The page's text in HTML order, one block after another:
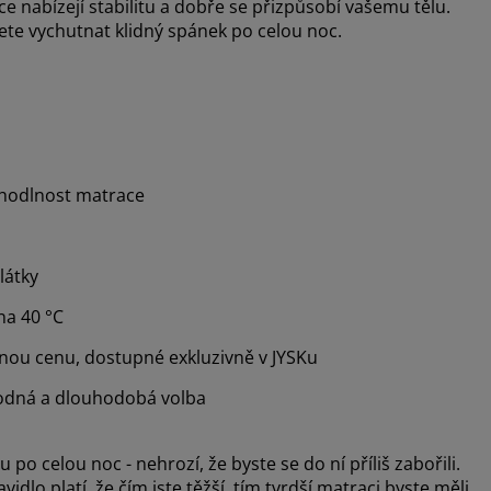
nabízejí stabilitu a dobře se přizpůsobí vašemu tělu.
vychutnat klidný spánek po celou noc.
matrace
40 °C
cenu, dostupné exkluzivně v JYSKu
a dlouhodobá volba
celou noc - nehrozí, že byste se do ní příliš zabořili.